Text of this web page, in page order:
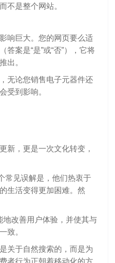
不是整个网站。
响巨大。您的网页要么适
答案是“是”或“否”），它将
出。
无论您销售电子元器件还
受到影响。
新，更是一次文化转变，
常见误解是，他们热衷于
生活变得更加困难。然
地改善用户体验，并使其与
致。
关于自然搜索的，而是为
者行为正朝着移动化的方